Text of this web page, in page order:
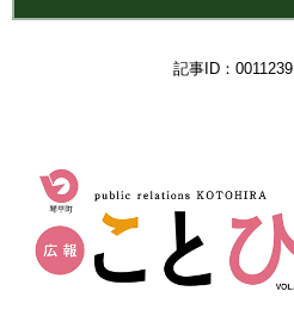
記事ID：0011239